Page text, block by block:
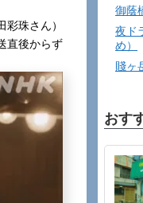
珠さん）
直後からず
御蔭
夜ド
め）
賤ヶ
おす